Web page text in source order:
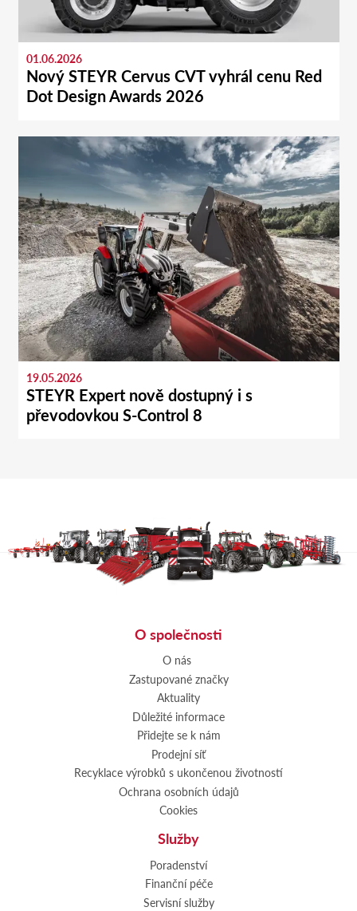
01.06.2026
Nový STEYR Cervus CVT vyhrál cenu Red
Dot Design Awards 2026
19.05.2026
STEYR Expert nově dostupný i s
převodovkou S-Control 8
O společnosti
O nás
Zastupované značky
Aktuality
Důležité informace
Přidejte se k nám
Prodejní síť
Recyklace výrobků s ukončenou životností
Ochrana osobních údajů
Cookies
Služby
Poradenství
Finanční péče
Servisní služby